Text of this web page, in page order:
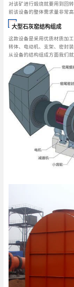
对该矿进行煅烧就要用到回
前该设备的整体需求量非常
大型石灰窑结构组成
这款设备是采用优质材质加
转体、电动机、支架、密封
从设备的结构组成方面我们